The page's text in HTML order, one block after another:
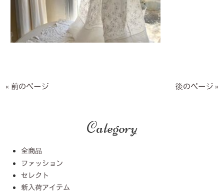
« 前のページ 後のページ »
Category
全商品
ファッション
セレクト
新入荷アイテム